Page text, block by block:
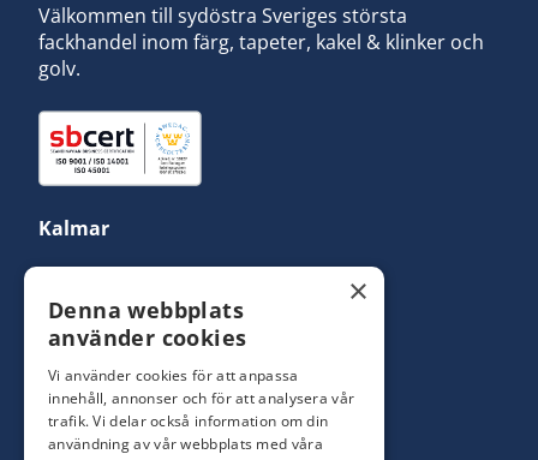
Välkommen till sydöstra Sveriges största
fackhandel inom färg, tapeter, kakel & klinker och
golv.
Kalmar
Yrkesbutik: 0480-44 28 08
info@hagblomsfarghandel.nu
Torsåsgatan 9
392 39 Kalmar
×
Denna webbplats
använder cookies
Vi använder cookies för att anpassa
innehåll, annonser och för att analysera vår
trafik. Vi delar också information om din
användning av vår webbplats med våra